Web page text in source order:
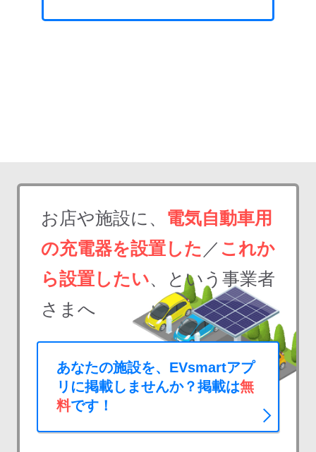
お店や施設に、 電気自動車用
の充電器を設置した ／ これか
ら設置したい、という事業者
さまへ
あなたの施設を、EVsmartアプ
リに掲載しませんか？掲載は無
料です！